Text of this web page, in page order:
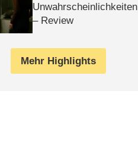
Unwahrscheinlichkeiten
– Review
Mehr Highlights